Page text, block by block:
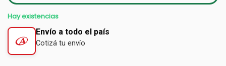
Hay existencias
Envío a todo el país
Cotizá tu envío